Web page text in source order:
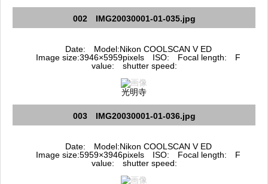
002 IMG20030001-01-035.jpg
Date: Model:Nikon COOLSCAN V ED
Image size:3946×5959pixels ISO: Focal length: F
value: shutter speed:
光明寺
003 IMG20030001-01-036.jpg
Date: Model:Nikon COOLSCAN V ED
Image size:5959×3946pixels ISO: Focal length: F
value: shutter speed: